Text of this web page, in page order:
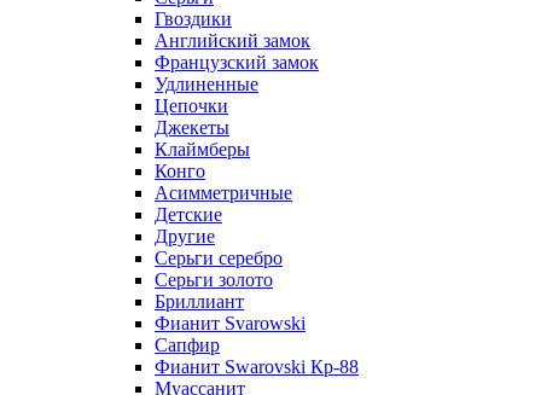
Гвоздики
Английский замок
Французский замок
Удлиненные
Цепочки
Джекеты
Клаймберы
Конго
Асимметричные
Детские
Другие
Серьги серебро
Серьги золото
Бриллиант
Фианит Svarowski
Сапфир
Фианит Swarovski Кр-88
Муассанит